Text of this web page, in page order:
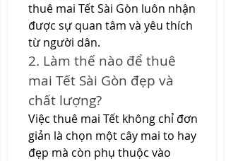
thuê mai Tết Sài Gòn luôn nhận
được sự quan tâm và yêu thích
từ người dân.
2. Làm thế nào để thuê
mai Tết Sài Gòn đẹp và
chất lượng?
Việc thuê mai Tết không chỉ đơn
giản là chọn một cây mai to hay
đẹp mà còn phụ thuộc vào